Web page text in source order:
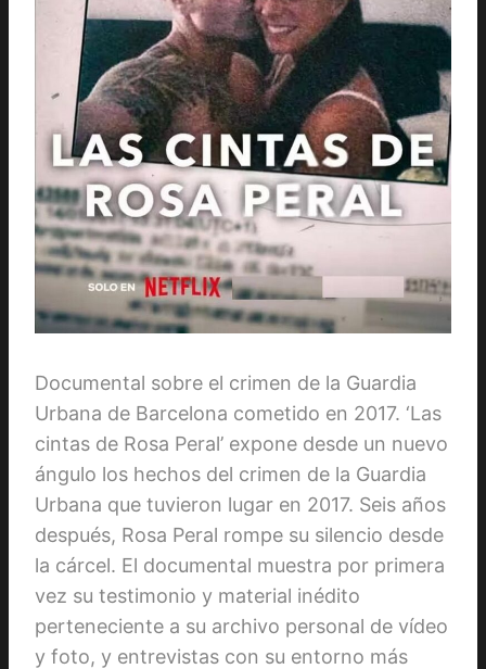
Documental sobre el crimen de la Guardia
Urbana de Barcelona cometido en 2017. ‘Las
cintas de Rosa Peral’ expone desde un nuevo
ángulo los hechos del crimen de la Guardia
Urbana que tuvieron lugar en 2017. Seis años
después, Rosa Peral rompe su silencio desde
la cárcel. El documental muestra por primera
vez su testimonio y material inédito
perteneciente a su archivo personal de vídeo
y foto, y entrevistas con su entorno más